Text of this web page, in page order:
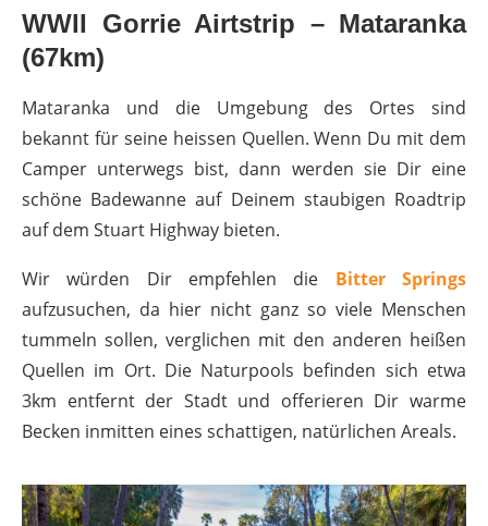
WWII Gorrie Airtstrip – Mataranka
(67km)
Mataranka und die Umgebung des Ortes sind
bekannt für seine heissen Quellen. Wenn Du mit dem
Camper unterwegs bist, dann werden sie Dir eine
schöne Badewanne auf Deinem staubigen Roadtrip
auf dem Stuart Highway bieten.
Wir würden Dir empfehlen die Bitter Springs
aufzusuchen, da hier nicht ganz so viele Menschen
tummeln sollen, verglichen mit den anderen heißen
Quellen im Ort. Die Naturpools befinden sich etwa
3km entfernt der Stadt und offerieren Dir warme
Becken inmitten eines schattigen, natürlichen Areals.